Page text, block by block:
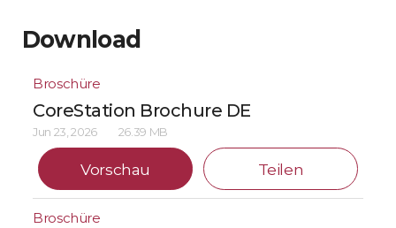
Download
Broschüre
CoreStation Brochure DE
Jun 23, 2026 26.39 MB
Vorschau Teilen
Broschüre